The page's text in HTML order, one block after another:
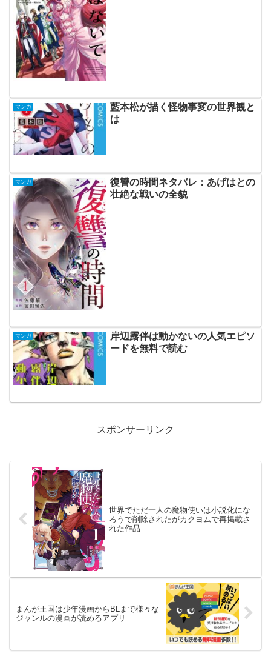
マンガ
藍本松が描く怪物事変の世界観と
は
マンガ
復讐の時間ネタバレ：あげはとの
壮絶な戦いの全貌
マンガ
岸辺露伴は動かないの人気エピソ
ードを無料で読む
スポンサーリンク
世界でただ一人の魔物使いは小説化にな
ろうで削除されたがカクヨムで再掲載さ
れた作品
まんが王国は少年漫画からBLまで様々な
ジャンルの漫画が読めるアプリ